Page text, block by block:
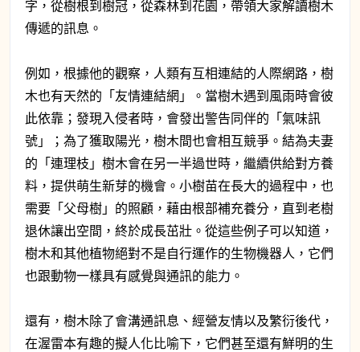
字，從樹根到樹冠，從森林到花園，帶領大家解讀樹木
傳遞的訊息。
例如，根據他的觀察，人類有互相連結的人際網路，樹
木也有天然的「友情連結網」。當樹木遇到風雨時會彼
此依靠；發現入侵者時，會發出警告同伴的「氣味訊
號」；為了獲取陽光，樹木間也會相互競爭。結為夫妻
的「連理枝」樹木會在另一半過世時，繼續供給對方養
料，提供萌生新芽的機會。小樹苗在長大的過程中，也
需要「父母樹」的照顧，藉由根部補充養分，直到老樹
退休讓出空間，終於成長茁壯。從這些例子可以知道，
樹木和其他植物絕對不是自行運作的生物機器人，它們
也跟動物一樣具有感覺與通訊的能力。
還有，樹木除了會溝通訊息、經營友情以及繁衍後代，
在渥雷本有趣的擬人化比喻下，它們甚至還有鮮明的生